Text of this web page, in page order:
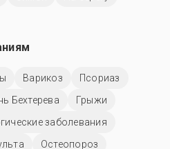
Варикоз
Псориаз
Бехтерева
Грыжи
заболевания
Остеопороз